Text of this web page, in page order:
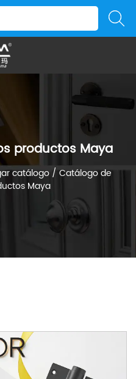
productos Maya
catálogo/Catálogo de
Maya